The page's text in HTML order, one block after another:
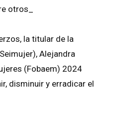
otros_
la titular de la
Alejandra
(Fobaem) 2024
disminuir y erradicar el